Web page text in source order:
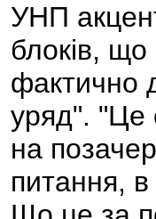
УНП
блоків,
фактично
уряд". "Це
на
питання,